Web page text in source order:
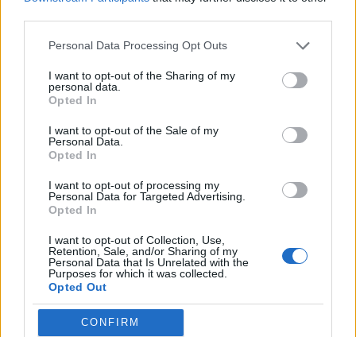
Personal Data Processing Opt Outs
I want to opt-out of the Sharing of my
personal data.
Opted In
I want to opt-out of the Sale of my
Personal Data.
Opted In
I want to opt-out of processing my
Personal Data for Targeted Advertising.
Opted In
I want to opt-out of Collection, Use,
Retention, Sale, and/or Sharing of my
Personal Data that Is Unrelated with the
Purposes for which it was collected.
Opted Out
CONFIRM
Sveikata
Nuo lapkričio daliai
Sveikata